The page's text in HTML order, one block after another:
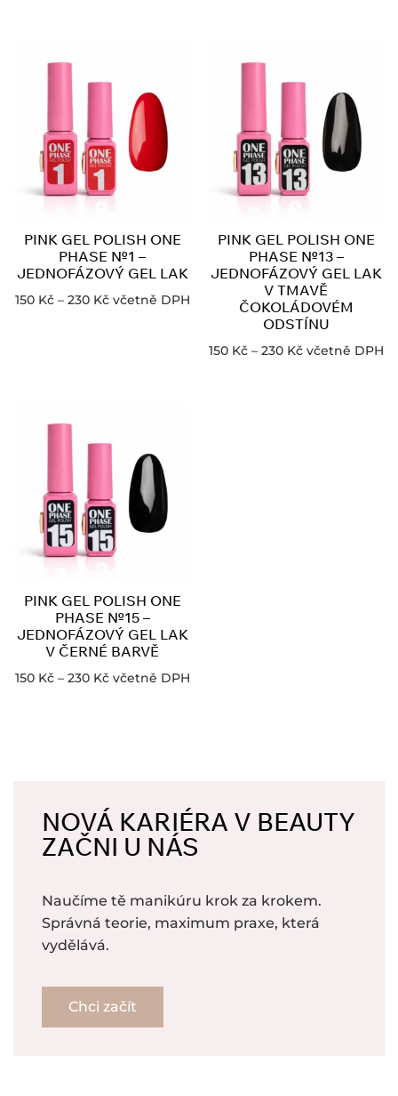
PINK GEL POLISH ONE
PHASE №1 –
JEDNOFÁZOVÝ GEL LAK
150 Kč – 230 Kč včetně DPH
PINK GEL POLISH ONE
PHASE №13 –
JEDNOFÁZOVÝ GEL LAK
V TMAVĚ
ČOKOLÁDOVÉM
ODSTÍNU
150 Kč – 230 Kč včetně DPH
PINK GEL POLISH ONE
PHASE №15 –
JEDNOFÁZOVÝ GEL LAK
V ČERNÉ BARVĚ
150 Kč – 230 Kč včetně DPH
NOVÁ KARIÉRA V BEAUTY
ZAČNI U NÁS
Naučíme tě manikúru krok za krokem.
Správná teorie, maximum praxe, která
vydělává.
Chci začít